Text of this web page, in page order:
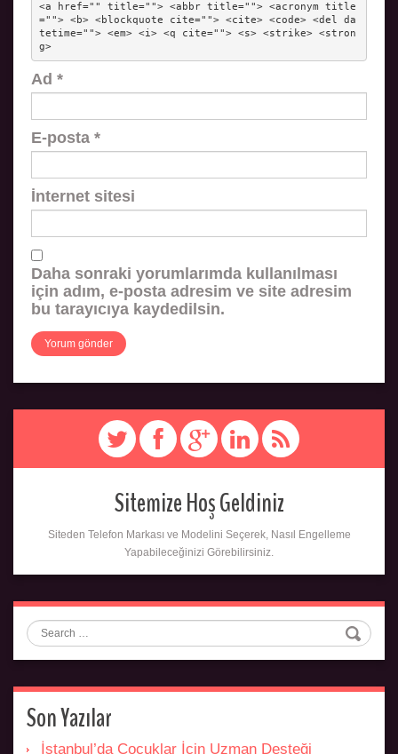
<a href="" title=""> <abbr title=""> <acronym title
=""> <b> <blockquote cite=""> <cite> <code> <del da
tetime=""> <em> <i> <q cite=""> <s> <strike> <stron
g>
Ad *
E-posta *
İnternet sitesi
Daha sonraki yorumlarımda kullanılması
için adım, e-posta adresim ve site adresim
bu tarayıcıya kaydedilsin.
Sitemize Hoş Geldiniz
Siteden Telefon Markası ve Modelini Seçerek, Nasıl Engelleme
Yapabileceğinizi Görebilirsiniz.
Search
Son Yazılar
İstanbul’da Çocuklar İçin Uzman Desteği